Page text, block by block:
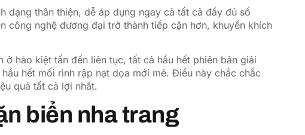
dạng thân thiện, dễ áp dụng ngay cả tất cả đầy đủ số
công nghệ đương đại trở thành tiếp cận hơn, khuyến khích
hào kiệt tấn đến liên tục, tất cả hầu hết phiên bản giải
hết mối rình rập nạt dọa mới mẻ. Điều này chắc chắc
quả tất cả lợi nhất.
biển nha trang